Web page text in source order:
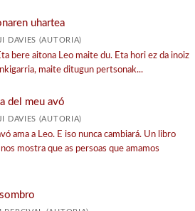
uhartea
DAVIES (AUTORIA)
bere aitona Leo maite du. Eta hori ez da inoiz
maite ditugun pertsonak...
del meu avó
DAVIES (AUTORIA)
ama a Leo. E iso nunca cambiará. Un libro
mostra que as persoas que amamos